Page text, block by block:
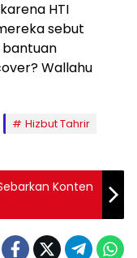
HTI
sebut
bantuan
Wallahu
Hizbut Tahrir
Konten